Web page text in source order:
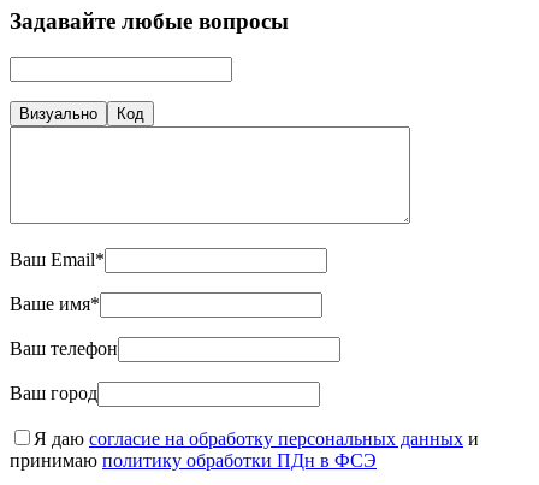
Задавайте любые вопросы
Визуально Код
Ваш Email*
Ваше имя*
Ваш телефон
Ваш город
Я даю согласие на обработку персональных данных и
принимаю политику обработки ПДн в ФСЭ